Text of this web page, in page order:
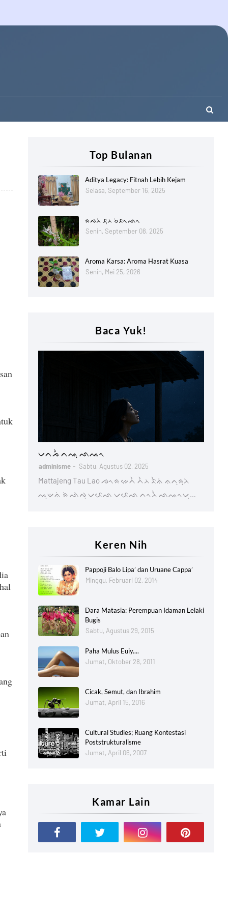
Top Bulanan
Aditya Legacy: Fitnah Lebih Kejam
Selasa, September 16, 2025
ᨑᨄᨂᨗ ᨅᨘᨂ ᨔᨗᨅᨚᨒᨚ
Senin, September 08, 2025
Aroma Karsa: Aroma Hasrat Kuasa
Senin, Mei 25, 2026
Baca Yuk!
ᨆᨈᨍᨛ ᨈᨕᨘ ᨒᨕᨚ
adminisme Sabtu, Agustus 02, 2025
Mattajeng Tau Lao ᨌᨚᨑ ᨀᨙᨈᨛ ᨈᨛᨂ ᨅᨛᨊᨗ ᨊᨈᨘᨑᨘᨂᨗ
ᨕᨘᨉᨊᨗ ᨑᨗ ᨒᨗᨄᨘ ᨆᨅᨙᨒ ᨆᨅᨙᨒ ᨈᨚᨂᨛ ᨒᨕᨚᨆᨘ…
Keren Nih
Pappoji Balo Lipa’ dan Uruane Cappa’
Minggu, Februari 02, 2014
Dara Matasia: Perempuan Idaman Lelaki
Bugis
Sabtu, Agustus 29, 2015
Paha Mulus Euiy....
Jumat, Oktober 28, 2011
Cicak, Semut, dan Ibrahim
Jumat, April 15, 2016
Cultural Studies; Ruang Kontestasi
Poststrukturalisme
Jumat, April 06, 2007
Kamar Lain